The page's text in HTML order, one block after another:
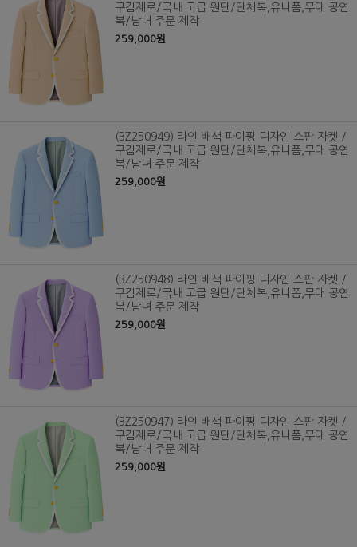
구김제로/국내 고급 원단/단체복,유니폼,무대 공연
복/남녀 주문 제작
259,000원
(BZ250949) 라인 배색 파이핑 디자인 스판 자켓 /
구김제로/국내 고급 원단/단체복,유니폼,무대 공연
복/남녀 주문 제작
259,000원
(BZ250948) 라인 배색 파이핑 디자인 스판 자켓 /
구김제로/국내 고급 원단/단체복,유니폼,무대 공연
복/남녀 주문 제작
259,000원
(BZ250947) 라인 배색 파이핑 디자인 스판 자켓 /
구김제로/국내 고급 원단/단체복,유니폼,무대 공연
복/남녀 주문 제작
259,000원